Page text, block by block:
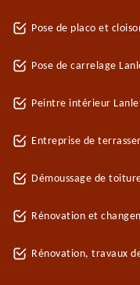
Pose de placo et
Pose de carrelage
Peintre intérieur
Entreprise de
Démoussage de
Rénovation et
Rénovation, travaux